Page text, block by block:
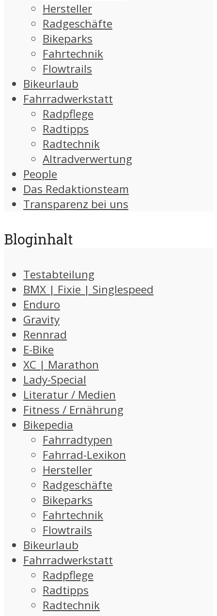
Hersteller
Radgeschäfte
Bikeparks
Fahrtechnik
Flowtrails
Bikeurlaub
Fahrradwerkstatt
Radpflege
Radtipps
Radtechnik
Altradverwertung
People
Das Redaktionsteam
Transparenz bei uns
Bloginhalt
Testabteilung
BMX | Fixie | Singlespeed
Enduro
Gravity
Rennrad
E-Bike
XC | Marathon
Lady-Special
Literatur / Medien
Fitness / Ernährung
Bikepedia
Fahrradtypen
Fahrrad-Lexikon
Hersteller
Radgeschäfte
Bikeparks
Fahrtechnik
Flowtrails
Bikeurlaub
Fahrradwerkstatt
Radpflege
Radtipps
Radtechnik